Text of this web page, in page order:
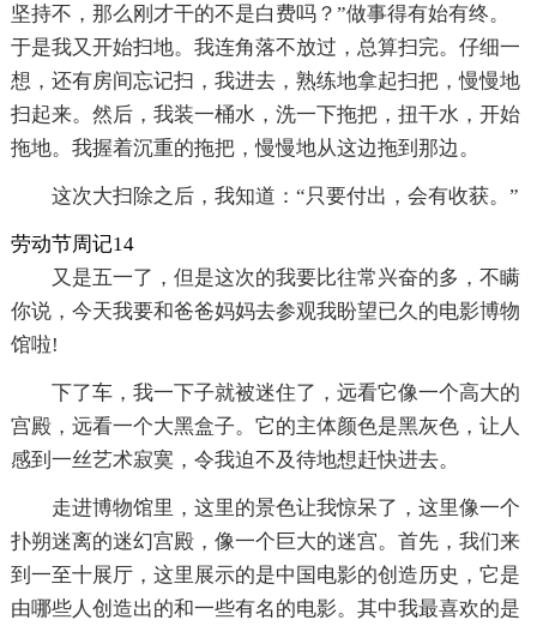
坚持不，那么刚才干的不是白费吗？”做事得有始有终。
于是我又开始扫地。我连角落不放过，总算扫完。仔细一
想，还有房间忘记扫，我进去，熟练地拿起扫把，慢慢地
扫起来。然后，我装一桶水，洗一下拖把，扭干水，开始
拖地。我握着沉重的拖把，慢慢地从这边拖到那边。
这次大扫除之后，我知道：“只要付出，会有收获。”
劳动节周记14
又是五一了，但是这次的我要比往常兴奋的多，不瞒
你说，今天我要和爸爸妈妈去参观我盼望已久的电影博物
馆啦!
下了车，我一下子就被迷住了，远看它像一个高大的
宫殿，远看一个大黑盒子。它的主体颜色是黑灰色，让人
感到一丝艺术寂寞，令我迫不及待地想赶快进去。
走进博物馆里，这里的景色让我惊呆了，这里像一个
扑朔迷离的迷幻宫殿，像一个巨大的迷宫。首先，我们来
到一至十展厅，这里展示的是中国电影的创造历史，它是
由哪些人创造出的和一些有名的电影。其中我最喜欢的是